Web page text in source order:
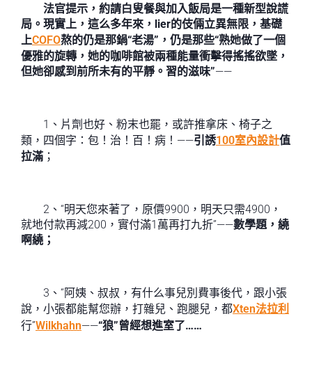
法官提示，約請白叟餐與加入飯局是一種新型說謊
局。現實上，這么多年來，lier的伎倆立異無限，基礎
上COFO熬的仍是那鍋“老湯”，仍是那些“熟她做了一個
優雅的旋轉，她的咖啡館被兩種能量衝擊得搖搖欲墜，
但她卻感到前所未有的平靜。習的滋味”——
1、片劑也好、粉末也罷，或許推拿床、椅子之
類，四個字：包！治！百！病！——引誘100室內設計值
拉滿 ；
2、“明天您來著了，原價9900，明天只需4900，
就地付款再減200，實付滿1萬再打九折”——數學題，繞
啊繞；
3、“阿姨、叔叔，有什么事兒別費事後代，跟小張
說，小張都能幫您辦，打雜兒、跑腿兒，都Xten法拉利
行”Wilkhahn——“狼”曾經想進室了……